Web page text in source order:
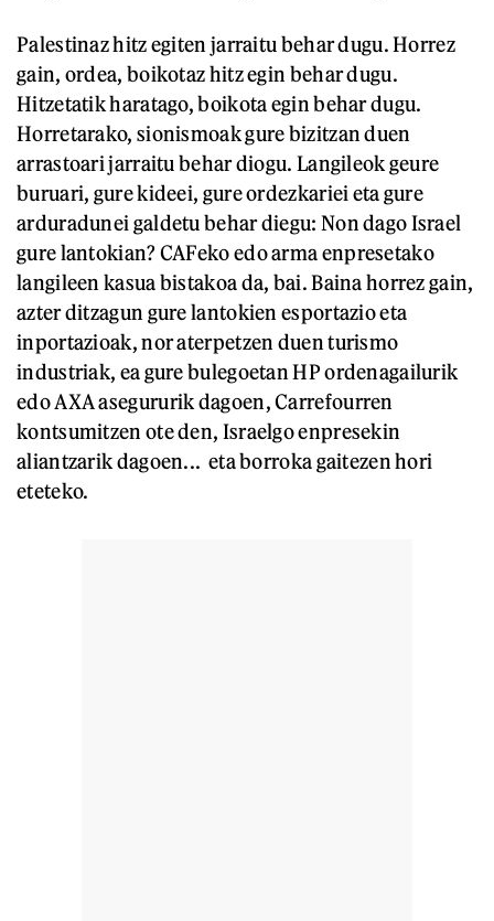
Palestinaz hitz egiten jarraitu behar dugu. Horrez
gain, ordea, boikotaz hitz egin behar dugu.
Hitzetatik haratago, boikota egin behar dugu.
Horretarako, sionismoak gure bizitzan duen
arrastoari jarraitu behar diogu. Langileok geure
buruari, gure kideei, gure ordezkariei eta gure
arduradunei galdetu behar diegu: Non dago Israel
gure lantokian? CAFeko edo arma enpresetako
langileen kasua bistakoa da, bai. Baina horrez gain,
azter ditzagun gure lantokien esportazio eta
inportazioak, nor aterpetzen duen turismo
industriak, ea gure bulegoetan HP ordenagailurik
edo AXA asegururik dagoen, Carrefourren
kontsumitzen ote den, Israelgo enpresekin
aliantzarik dagoen... eta borroka gaitezen hori
eteteko.